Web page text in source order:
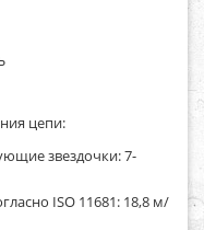
цепи:
звездочки: 7-
ISO 11681: 18,8 м/